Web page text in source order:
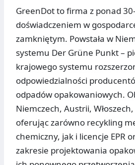
GreenDot to firma z ponad
doświadczeniem w
zamkniętym. Powstała w
systemu Der Grüne Punkt –
krajowego systemu
odpowiedzialności
odpadów opakowaniowych.
Niemczech, Austrii,
oferując zarówno recykling
chemiczny, jak i licencje EPR
zakresie projektowania